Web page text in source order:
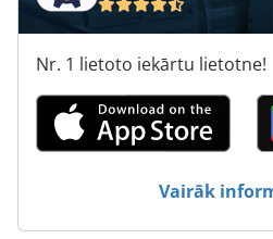
Weiler Lz 280
Weiler Lz 330
Weiler Lzd 220
Nr. 1 lietoto iekārtu lietotne!
Vairāk